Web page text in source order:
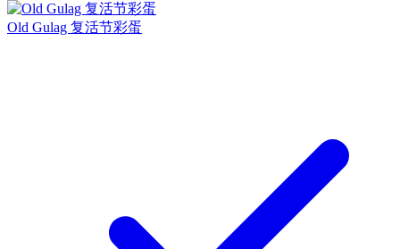
Old Gulag 复活节彩蛋